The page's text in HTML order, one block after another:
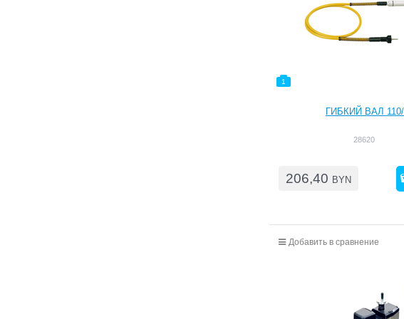
1
ГИБКИЙ ВАЛ
28620
206,40 BYN
Добавить в сравнение